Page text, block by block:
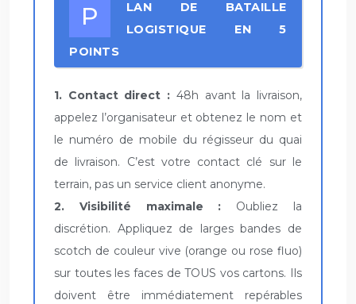
PLAN DE BATAILLE
LOGISTIQUE EN 5
POINTS
1. Contact direct : 48h avant la livraison,
appelez l’organisateur et obtenez le nom et
le numéro de mobile du régisseur du quai
de livraison. C’est votre contact clé sur le
terrain, pas un service client anonyme.
2. Visibilité maximale : Oubliez la
discrétion. Appliquez de larges bandes de
scotch de couleur vive (orange ou rose fluo)
sur toutes les faces de TOUS vos cartons. Ils
doivent être immédiatement repérables